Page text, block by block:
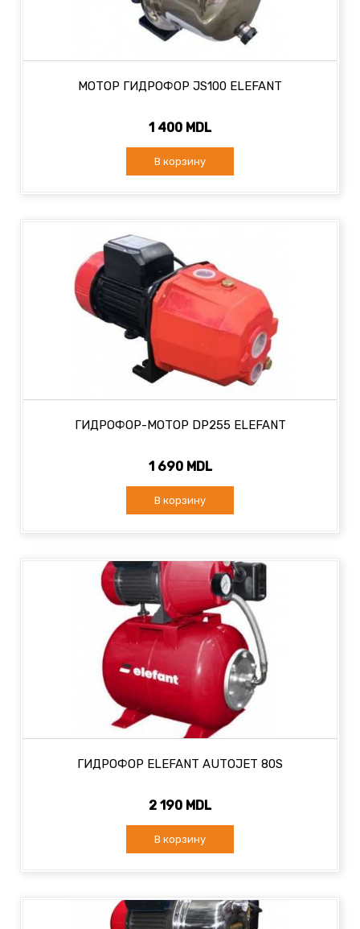
МОТОР ГИДРОФОР JS100 ELEFANT
1 400 MDL
В корзину
ГИДРОФОР-МОТОР DP255 ELEFANT
1 690 MDL
В корзину
ГИДРОФОР ELEFANT AUTOJET 80S
2 190 MDL
В корзину